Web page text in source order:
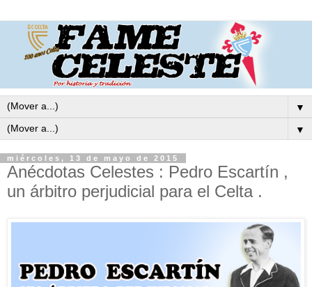
▼
▼
miércoles, 13 de mayo de 2015
Anécdotas Celestes : Pedro Escartín ,
un árbitro perjudicial para el Celta .